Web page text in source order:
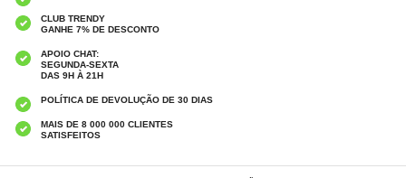
CLUB TRENDY
GANHE 7% DE DESCONTO
APOIO CHAT:
SEGUNDA-SEXTA
DAS 9H À 21H
POLÍTICA DE DEVOLUÇÃO DE 30 DIAS
MAIS DE 8 000 000 CLIENTES
SATISFEITOS